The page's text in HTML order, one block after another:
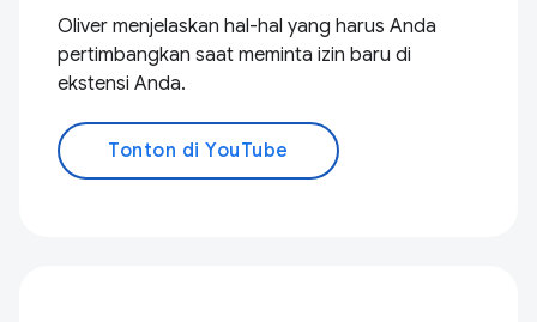
Oliver menjelaskan hal-hal yang harus Anda
pertimbangkan saat meminta izin baru di
ekstensi Anda.
Tonton di YouTube